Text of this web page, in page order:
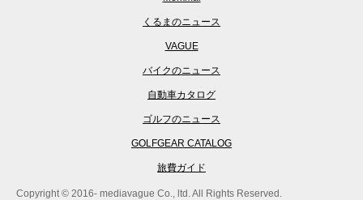
くるまのニュース
VAGUE
バイクのニュース
自動車カタログ
ゴルフのニュース
GOLFGEAR CATALOG
旅費ガイド
Copyright © 2016- mediavague Co., ltd. All Rights Reserved.